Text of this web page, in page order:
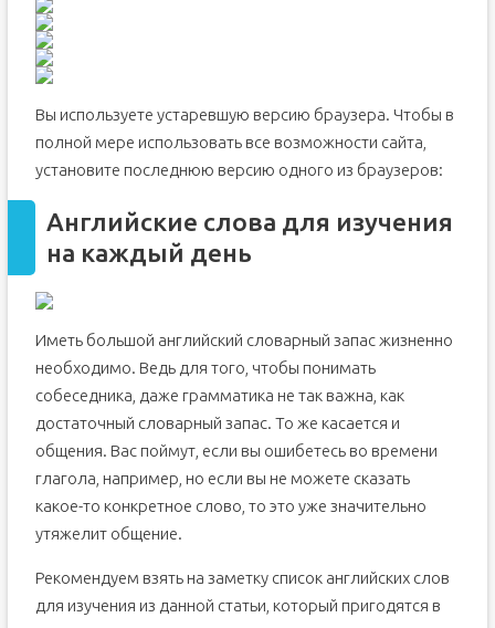
Вы используете устаревшую версию браузера. Чтобы в
полной мере использовать все возможности сайта,
установите последнюю версию одного из браузеров:
Английские слова для изучения
на каждый день
Иметь большой английский словарный запас жизненно
необходимо. Ведь для того, чтобы понимать
собеседника, даже грамматика не так важна, как
достаточный словарный запас. То же касается и
общения. Вас поймут, если вы ошибетесь во времени
глагола, например, но если вы не можете сказать
какое-то конкретное слово, то это уже значительно
утяжелит общение.
Рекомендуем взять на заметку список английских слов
для изучения из данной статьи, который пригодятся в